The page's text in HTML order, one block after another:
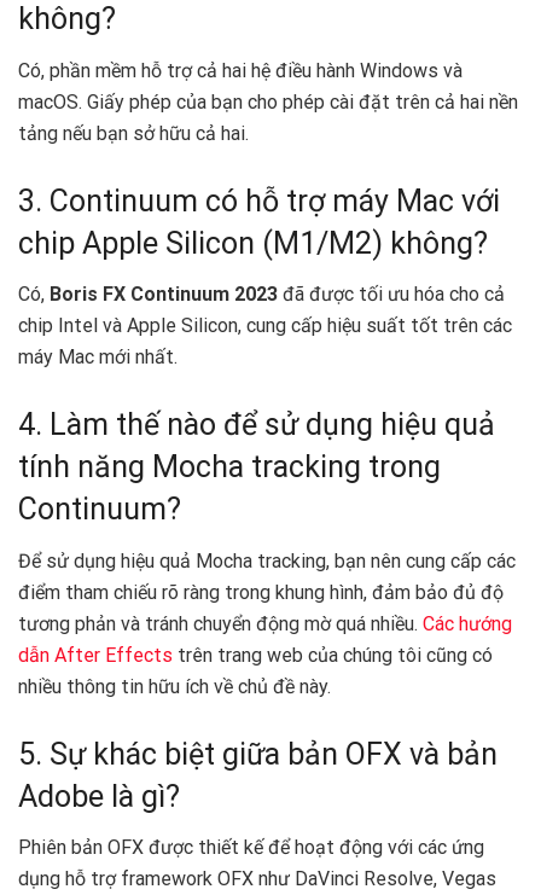
không?
Có, phần mềm hỗ trợ cả hai hệ điều hành Windows và
macOS. Giấy phép của bạn cho phép cài đặt trên cả hai nền
tảng nếu bạn sở hữu cả hai.
3. Continuum có hỗ trợ máy Mac với
chip Apple Silicon (M1/M2) không?
Có, Boris FX Continuum 2023 đã được tối ưu hóa cho cả
chip Intel và Apple Silicon, cung cấp hiệu suất tốt trên các
máy Mac mới nhất.
4. Làm thế nào để sử dụng hiệu quả
tính năng Mocha tracking trong
Continuum?
Để sử dụng hiệu quả Mocha tracking, bạn nên cung cấp các
điểm tham chiếu rõ ràng trong khung hình, đảm bảo đủ độ
tương phản và tránh chuyển động mờ quá nhiều. Các hướng
dẫn After Effects trên trang web của chúng tôi cũng có
nhiều thông tin hữu ích về chủ đề này.
5. Sự khác biệt giữa bản OFX và bản
Adobe là gì?
Phiên bản OFX được thiết kế để hoạt động với các ứng
dụng hỗ trợ framework OFX như DaVinci Resolve, Vegas